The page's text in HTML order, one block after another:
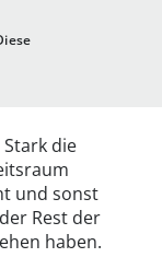
die
und sonst
Rest der
haben.